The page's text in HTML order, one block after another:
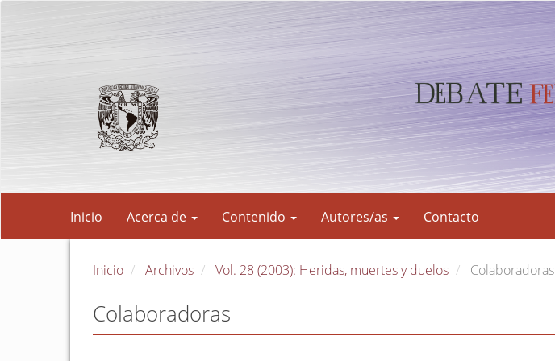
principal
Inicio Acerca de Contenido Autores/as Contacto
Inicio Archivos Vol. 28 (2003): Heridas, muertes y duelos Colaboradoras
Colaboradoras